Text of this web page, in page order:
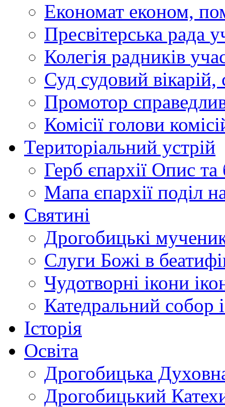
Економат економ,
Пресвітерська рада
Колегія радників
Суд судовий вікарій,
Промотор
Комісії голови
Територіальний устрій
Герб єпархії Опис та
Мапа єпархії поділ
Святині
Дрогобицькі
Слуги Божі в
Чудотворні ікони
Катедральний собор
Історія
Освіта
Дрогобицька
Дрогобицький